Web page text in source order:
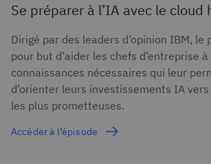
Se préparer à l’IA avec le cloud
Dirigé par des leaders d’opinion IBM, le
pour but d’aider les chefs d’entreprise
connaissances nécessaires qui leur
d’orienter leurs investissements IA
les plus prometteuses.
Accéder à l’épisode